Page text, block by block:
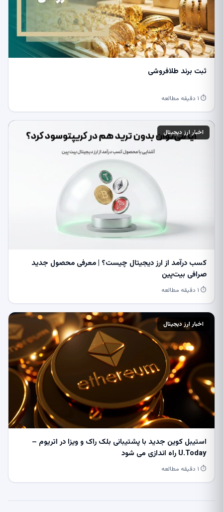
ثبت برند طلافروشی
⏱ ۱ دقیقه مطالعه
اخبار ارز دیجیتال
کسب درآمد از ارز دیجیتال چیست؟ | معرفی محصول جدید
صرافی بیت‌پین
⏱ ۱ دقیقه مطالعه
اخبار ارز دیجیتال
استیبل کوین جدید با پشتیبانی بلک راک و ویزا در اتریوم –
U.Today راه اندازی می شود
⏱ ۱ دقیقه مطالعه